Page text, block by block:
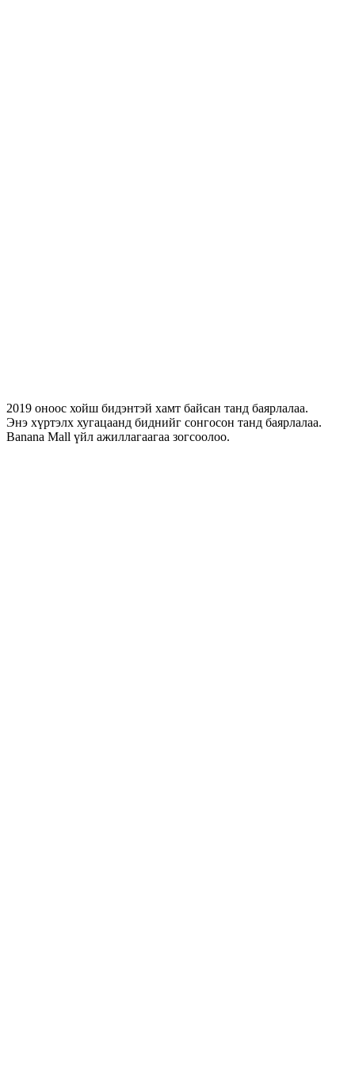
2019 оноос хойш бидэнтэй хамт байсан танд баярлалаа.
Энэ хүртэлх хугацаанд биднийг сонгосон танд баярлалаа.
Banana Mall үйл ажиллагаагаа зогсоолоо.